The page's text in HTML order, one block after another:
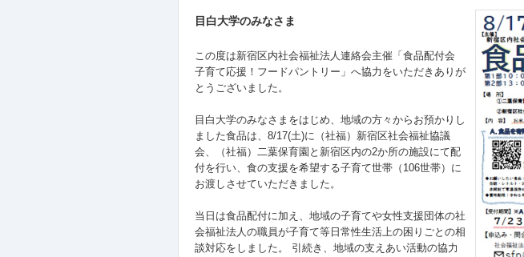
目白大学のみなさま
この度は新宿区内社会福祉法人連絡会主催「食品配付会
子育て応援！フードパントリー」へ協力をいただきありが
とうございました。
目白大学のみなさまをはじめ、地域の方々からお預かりし
ました食品は、8/17(土)に（社福）新宿区社会福祉協議
会、（社福）二葉保育園と新宿区内の2か所の施設にて配
付を行い、食の支援を希望する子育て世帯（106世帯）に
お渡しさせていただきました。
当日は食品配付に加え、地域の子育てや女性支援団体の社
会福祉法人の職員が子育て等日常性生活上の困りごとの相
談対応をしました。 引続き、地域の支えあい活動の協力